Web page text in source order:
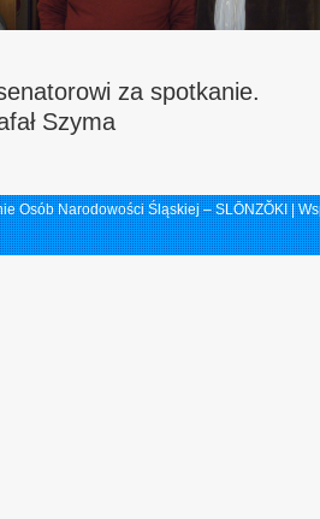
za spotkanie.
Szyma
Osób Narodowości Śląskiej – SLŌNZŎKI |